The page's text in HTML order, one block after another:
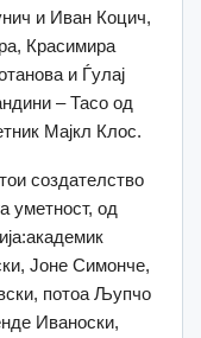
и Иван Коцич,
Красимира
и Ѓулај
– Тасо од
Мајкл Клос.
создателство
уметност, од
Јоне Симонче,
потоа Љупчо
Иваноски,